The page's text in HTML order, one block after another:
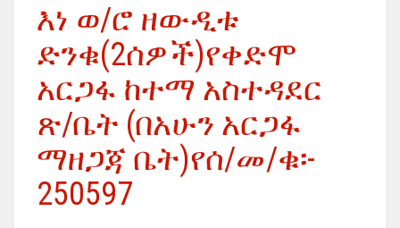
እነ ወ/ሮ ዘውዲቱ
ድንቁ(2ሰዎች)የቀድሞ
አርጋፋ ከተማ አስተዳደር
ጽ/ቤት (በአሁን አርጋፋ
ማዘጋጃ ቤት)የሰ/መ/ቁ፡-
250597